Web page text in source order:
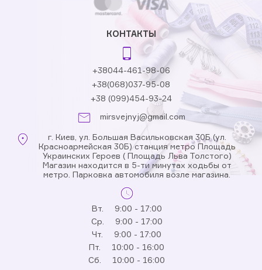
КОНТАКТЫ
+38044-461-98-06
+38(068)037-95-08
+38 (099)454-93-24
mirsvejnyj@gmail.com
г. Киев, ул. Большая Васильковская 30Б (ул.
Красноармейская 30Б) станция метро Площадь
Украинских Героев ( Площадь Льва Толстого)
Магазин находится в 5-ти минутах ходьбы от
метро. Парковка автомобиля возле магазина.
Вт.
9:00 - 17:00
Ср.
9:00 - 17:00
Чт.
9:00 - 17:00
Пт.
10:00 - 16:00
Сб.
10:00 - 16:00